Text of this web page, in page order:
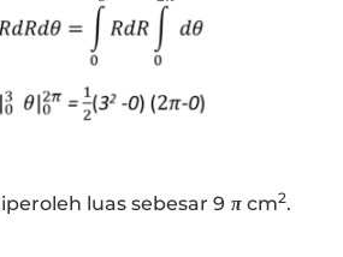
luas sebesar 9 π cm2.